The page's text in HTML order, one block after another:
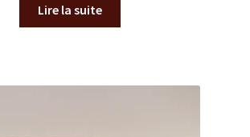
Lire la suite